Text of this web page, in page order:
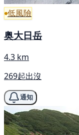
低風險
奥大日岳
4.3 km
269起出沒
通知